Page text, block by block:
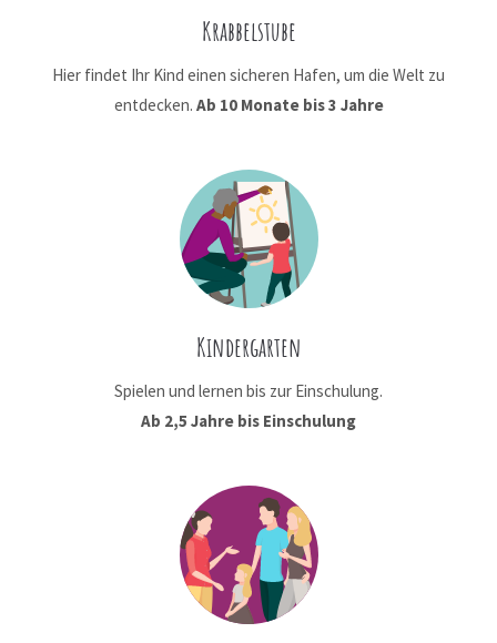
Krabbelstube
Hier findet Ihr Kind einen sicheren Hafen, um die Welt zu
entdecken. Ab 10 Monate bis 3 Jahre
Kindergarten
Spielen und lernen bis zur Einschulung.
Ab 2,5 Jahre bis Einschulung